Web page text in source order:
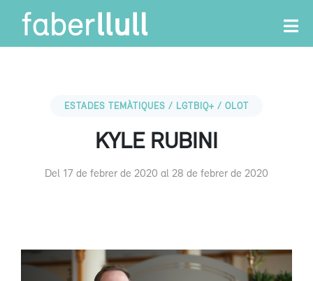
ESTADES TEMÀTIQUES / LGTBIQ+ / OLOT
KYLE RUBINI
Del 17 de febrer de 2020 al 28 de febrer de 2020